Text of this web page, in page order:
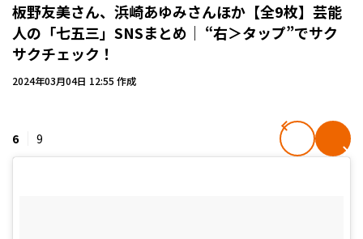
板野友美さん、浜崎あゆみさんほか【全9枚】芸能
人の「七五三」SNSまとめ｜ “右＞タップ”でサク
サクチェック！
2024年03月04日 12:55 作成
6 9